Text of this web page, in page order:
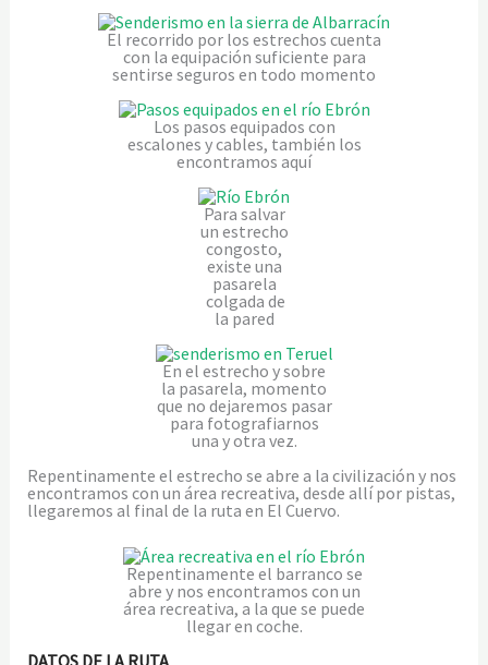
El recorrido por los estrechos cuenta
con la equipación suficiente para
sentirse seguros en todo momento
Los pasos equipados con
escalones y cables, también los
encontramos aquí
Para salvar
un estrecho
congosto,
existe una
pasarela
colgada de
la pared
En el estrecho y sobre
la pasarela, momento
que no dejaremos pasar
para fotografiarnos
una y otra vez.
Repentinamente el estrecho se abre a la civilización y nos
encontramos con un área recreativa, desde allí por pistas,
llegaremos al final de la ruta en El Cuervo.
Repentinamente el barranco se
abre y nos encontramos con un
área recreativa, a la que se puede
llegar en coche.
DATOS DE LA RUTA